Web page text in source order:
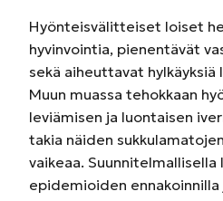
Hyönteisvälitteiset loiset
hyvinvointia, pienentävät
sekä aiheuttavat hylkäyksiä
Muun muassa tehokkaan
leviämisen ja luontaisen
takia näiden
vaikeaa. Suunnitelmallisella
epidemioiden